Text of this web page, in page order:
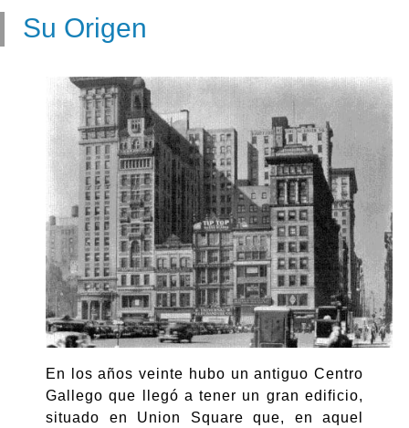
Su Origen
En los años veinte hubo un antiguo Centro
Gallego que llegó a tener un gran edificio,
situado en Union Square que, en aquel